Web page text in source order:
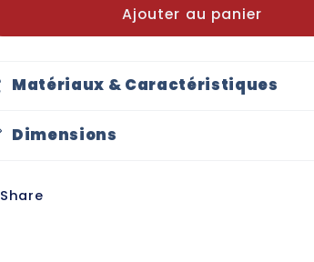
Adultes
Star
(9300)
ONE
Adultes
Star
(9300)
Ajouter au panier
Matériaux & Caractéristiques
Dimensions
Share